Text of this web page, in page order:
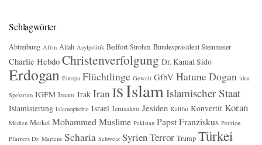
Schlagwörter
Abtreibung Afrin Allah Asylpolitik Bedfort-Strohm Bundespräsident Steinmeier
Charlie Hebdo Christenverfolgung Dr. Kamal Sido
Erdogan Europa Flüchtlinge Gewalt GfbV Hatune Dogan idea
Spektrum IGFM Imam Irak IranISIslamIslamischer Staat
Islamisierung Islamophobie Israel Jerusalem Jesiden Kalifat Konvertit Koran
Medien Merkel Mohammed Muslime Pakistan Papst Franziskus Petition
Pfarrers Dr. Martens Scharia Schweiz SyrienTerror Trump Türkei